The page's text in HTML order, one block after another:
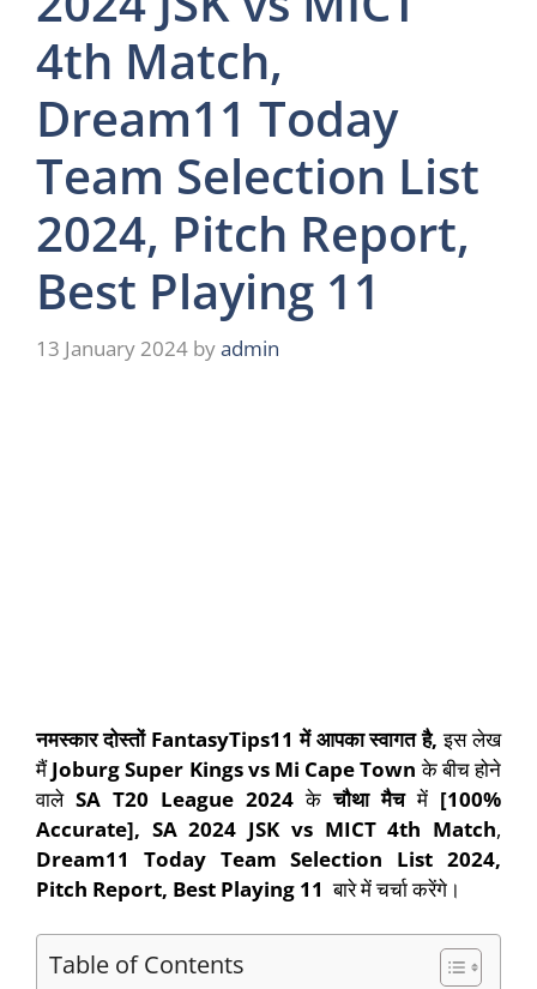
4th Match,
Dream11 Today
Team Selection List
2024, Pitch Report,
Best Playing 11
13 January 2024 byadmin
नमस्कार दोस्तों FantasyTips11 में आपका स्वागत है, इस लेख
मैंJoburg Super Kings vs Mi Cape Town के बीच होने
वाले SA T20 League 2024 केचौथामैचमें [100%
Accurate], SA 2024 JSK vs MICT 4th Match,
Dream11 Today Team Selection List 2024,
Pitch Report, Best Playing 11 बारे में चर्चा करेंगे।
Table of Contents